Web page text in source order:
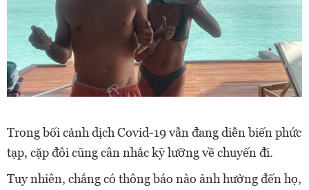
Trong bối cảnh dịch Covid-19 vẫn đang diễn biến phức
tạp, cặp đôi cũng cân nhắc kỹ lưỡng về chuyến đi.
Tuy nhiên, chẳng có thông báo nào ảnh hưởng đến họ,